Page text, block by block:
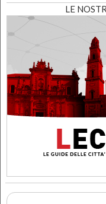
LE